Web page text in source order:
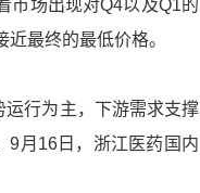
市场出现对Q4以及Q1的
最终的最低价格。
行为主，下游需求支撑
9月16日，浙江医药国内